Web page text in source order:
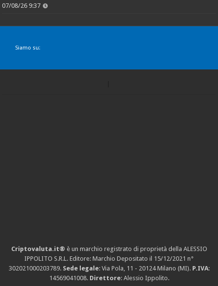
07/08/26 9:37
Siamo su:
Criptovaluta.it® è un marchio registrato di proprietà della ALESSIO
IPPOLITO S.R.L. Editore: Marchio Depositato il 15/12/2021 n°
302021000203789. Sede legale: Via Pola, 11 - 20124 Milano (MI). P.IVA:
14569041008. Direttore: Alessio Ippolito.